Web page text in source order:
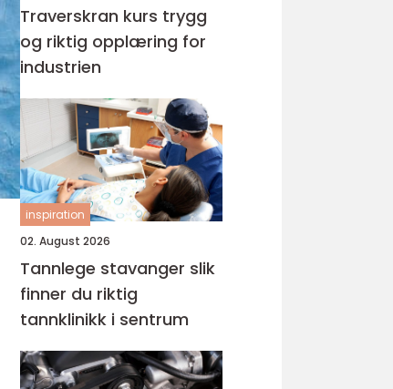
Traverskran kurs trygg
og riktig opplæring for
industrien
inspiration
02. August 2026
Tannlege stavanger slik
finner du riktig
tannklinikk i sentrum